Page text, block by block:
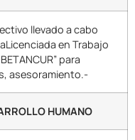
llevado a cabo
en Trabajo
para
asesoramiento.-
HUMANO